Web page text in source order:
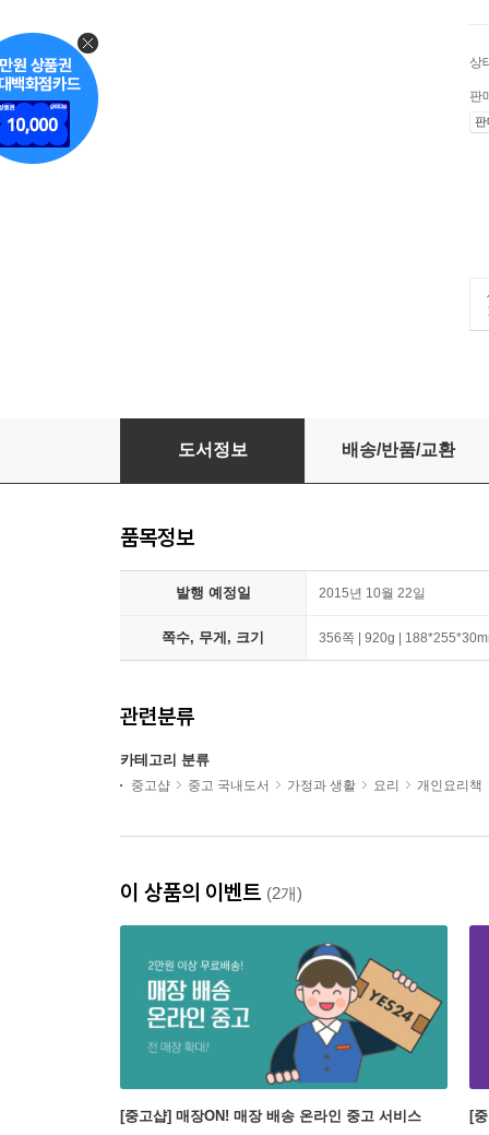
상
판
판
냉장고를 부탁해
도서정보 배송/반품/교환
품목정보
발행 예정일 2015년 10월 22일
쪽수, 무게, 크기 356쪽 | 920g |
관련분류
카테고리 분류
중고샵 중고 국내도서 가정과 생활 요리 개인요리책
이 상품의 이벤트 (2개)
[중고샵] 매장ON! 매장 배송 온라인 중고 서비스 [